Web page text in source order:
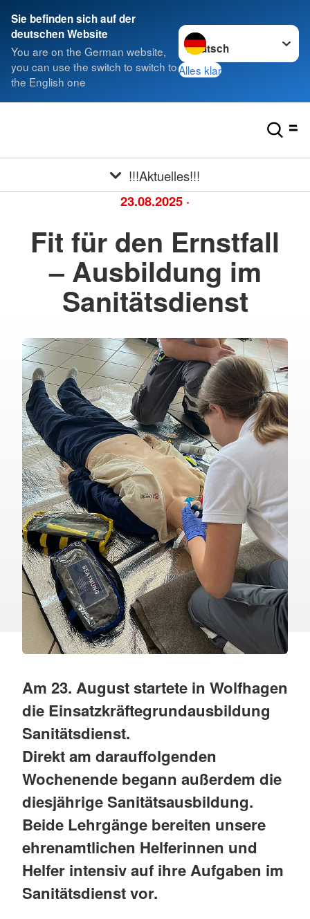
Sie befinden sich auf der
deutschen Website
You are on the German website,
you can use the switch to switch to
the English one
Sprache wechseln zu
Alles klar
!!!Aktuelles!!!
23.08.2025 ·
Fit für den Ernstfall
– Ausbildung im
Sanitätsdienst
Am 23. August startete in Wolfhagen
die Einsatzkräftegrundausbildung
Sanitätsdienst.
Direkt am darauffolgenden
Wochenende begann außerdem die
diesjährige Sanitätsausbildung.
Beide Lehrgänge bereiten unsere
ehrenamtlichen Helferinnen und
Helfer intensiv auf ihre Aufgaben im
Sanitätsdienst vor.